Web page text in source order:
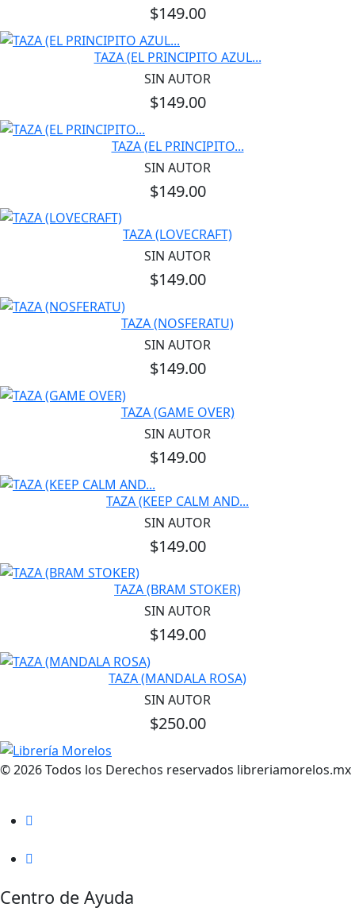
$149.00
TAZA (EL PRINCIPITO AZUL...
SIN AUTOR
$149.00
TAZA (EL PRINCIPITO...
SIN AUTOR
$149.00
TAZA (LOVECRAFT)
SIN AUTOR
$149.00
TAZA (NOSFERATU)
SIN AUTOR
$149.00
TAZA (GAME OVER)
SIN AUTOR
$149.00
TAZA (KEEP CALM AND...
SIN AUTOR
$149.00
TAZA (BRAM STOKER)
SIN AUTOR
$149.00
TAZA (MANDALA ROSA)
SIN AUTOR
$250.00
© 2026 Todos los Derechos reservados libreriamorelos.mx
Centro de Ayuda